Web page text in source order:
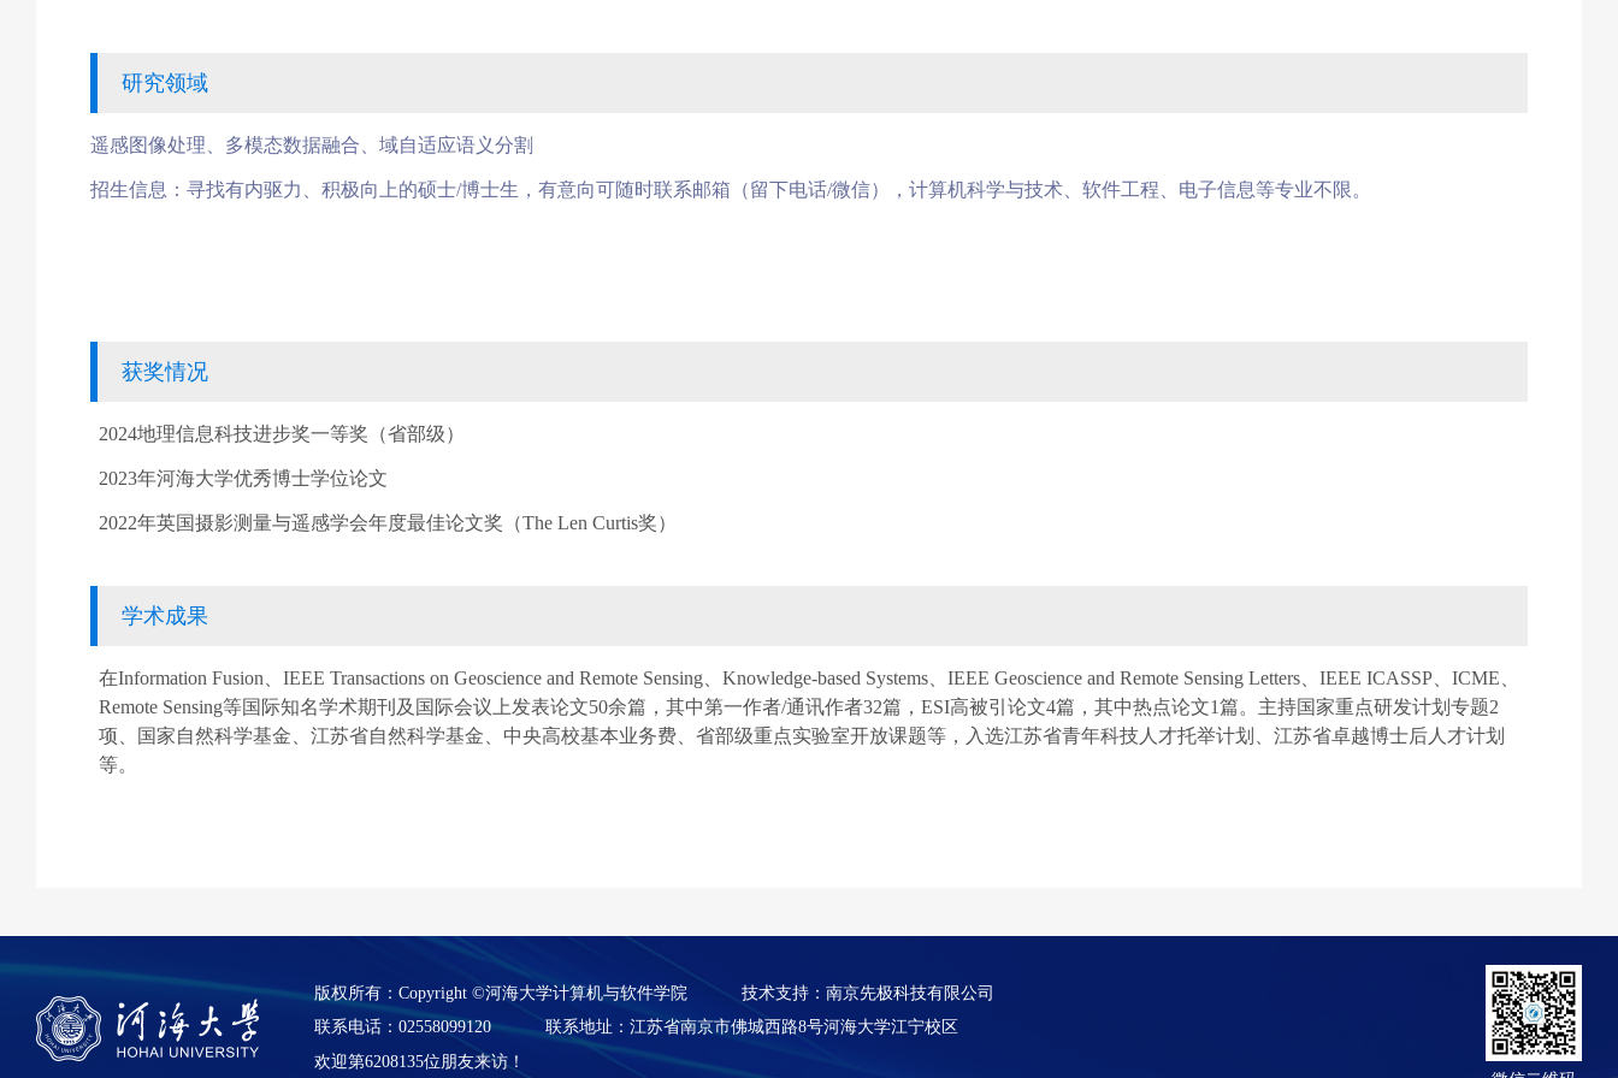
研究领域
遥感图像处理、多模态数据融合、域自适应语义分割
招生信息：寻找有内驱力、积极向上的硕士/博士生，有意向可随时联系邮箱（留下电话/微信），计算机科学与技术、软件工程、电子信息等专业不限。
获奖情况
2024地理信息科技进步奖一等奖（省部级）
2023年河海大学优秀博士学位论文
2022年英国摄影测量与遥感学会年度最佳论文奖（The Len Curtis奖）
学术成果
在Information Fusion IEEE Transactions on Geoscience and Remote Sensing Knowledge-based Systems IEEE Geoscience and Remote Sensing Letters IEEE ICASSP ICME
Remote Sensing等国际知名学术期刊及国际会议上发表论文50余篇，其中第一作者/通讯作者32篇， ESI高被引论文4篇，其中热点论文1篇。主持国家重点研发计划专题2
项、国家自然科学基金、江苏省自然科学基金、中央高校基本业务费、省部级重点实验室开放课题等，入选江苏省青年科技人才托举计划、江苏省卓越博士后人才计划
等。
版权所有：Copyright ©河海大学计算机与软件学院
技术支持：南京先极科技有限公司
联系电话：02558099120
联系地址：江苏省南京市佛城西路8号河海大学江宁校区
欢迎第6208135位朋友来访！